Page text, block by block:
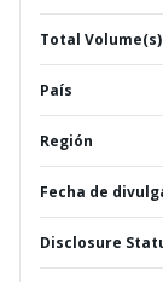
Total Volume(s)
País
Región
Fecha de
Disclosure